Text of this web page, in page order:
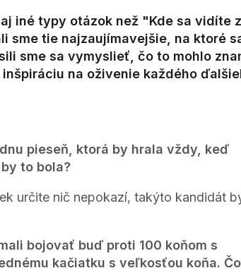
iné typy otázok než "Kde sa vidíte
sme tie najzaujímavejšie, na ktoré
sme sa vymyslieť, čo to mohlo
na oživenie každého
pieseň, ktorá by hrala vždy, keď
to bola?
určite nič nepokazí, takýto kandidát
bojovať buď proti 100 koňom s
kačiatku s veľkosťou koňa.